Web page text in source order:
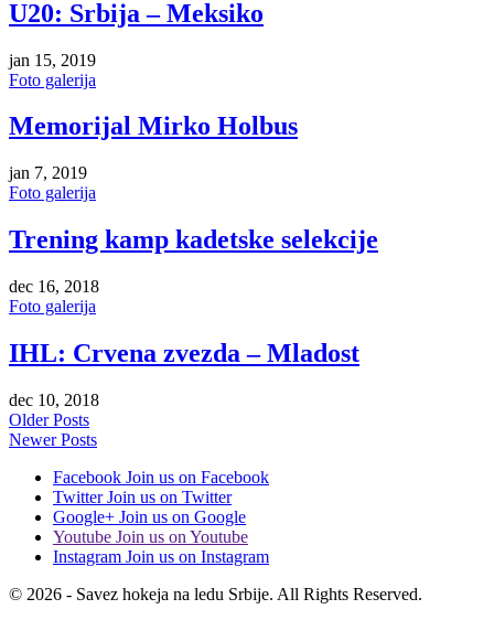
U20: Srbija – Meksiko
jan 15, 2019
Foto galerija
Memorijal Mirko Holbus
jan 7, 2019
Foto galerija
Trening kamp kadetske selekcije
dec 16, 2018
Foto galerija
IHL: Crvena zvezda – Mladost
dec 10, 2018
Older Posts
Newer Posts
Facebook Join us on Facebook
Twitter Join us on Twitter
Google+ Join us on Google
Youtube Join us on Youtube
Instagram Join us on Instagram
© 2026 - Savez hokeja na ledu Srbije. All Rights Reserved.